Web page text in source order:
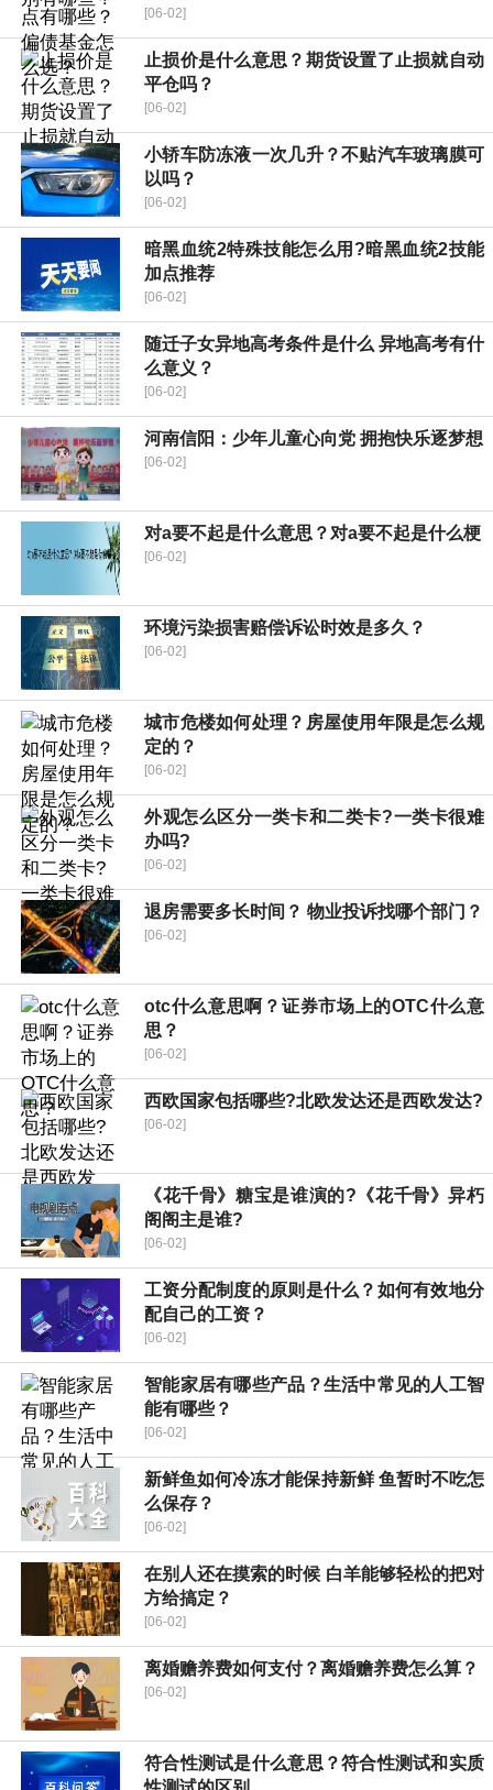
[06-02]
止损价是什么意思？期货设置了止损就自动
平仓吗？
[06-02]
小轿车防冻液一次几升？不贴汽车玻璃膜可
以吗？
[06-02]
暗黑血统2特殊技能怎么用?暗黑血统2技能
加点推荐
[06-02]
随迁子女异地高考条件是什么 异地高考有什
么意义？
[06-02]
河南信阳：少年儿童心向党 拥抱快乐逐梦想
[06-02]
对a要不起是什么意思？对a要不起是什么梗
[06-02]
环境污染损害赔偿诉讼时效是多久？
[06-02]
城市危楼如何处理？房屋使用年限是怎么规
定的？
[06-02]
外观怎么区分一类卡和二类卡?一类卡很难
办吗?
[06-02]
退房需要多长时间？ 物业投诉找哪个部门？
[06-02]
otc什么意思啊？证券市场上的OTC什么意
思？
[06-02]
西欧国家包括哪些?北欧发达还是西欧发达?
[06-02]
《花千骨》糖宝是谁演的?《花千骨》异朽
阁阁主是谁?
[06-02]
工资分配制度的原则是什么？如何有效地分
配自己的工资？
[06-02]
智能家居有哪些产品？生活中常见的人工智
能有哪些？
[06-02]
新鲜鱼如何冷冻才能保持新鲜 鱼暂时不吃怎
么保存？
[06-02]
在别人还在摸索的时候 白羊能够轻松的把对
方给搞定？
[06-02]
离婚赡养费如何支付？离婚赡养费怎么算？
[06-02]
符合性测试是什么意思？符合性测试和实质